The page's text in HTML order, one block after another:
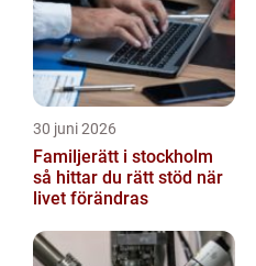
30 juni 2026
Familjerätt i stockholm
så hittar du rätt stöd när
livet förändras